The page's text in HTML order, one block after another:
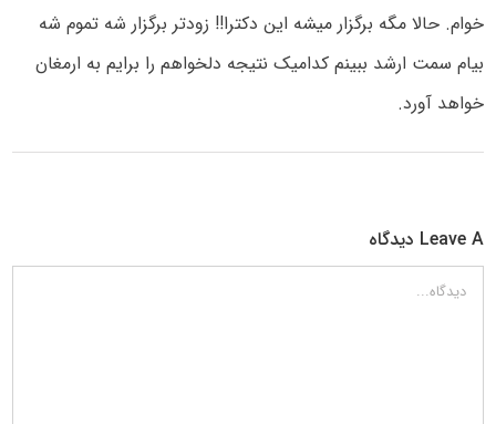
خوام. حالا مگه برگزار میشه این دکترا!! زودتر برگزار شه تموم شه
بیام سمت ارشد ببینم کدامیک نتیجه دلخواهم را برایم به ارمغان
خواهد آورد.
Leave A دیدگاه
دیدگاه